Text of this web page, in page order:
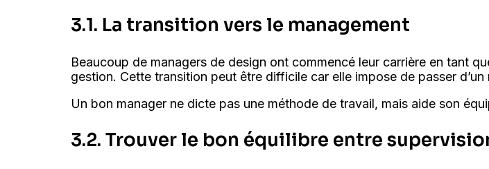
3.1. La transition vers le management
Beaucoup de managers de design ont commencé leur carrière en tant
gestion. Cette transition peut être difficile car elle impose de passer
Un bon manager ne dicte pas une méthode de travail, mais aide son
3.2. Trouver le bon équilibre entre